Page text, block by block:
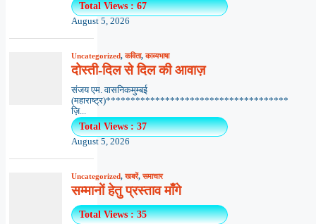
Total Views : 67
August 5, 2026
Uncategorized,कविता,काव्यभाषा
दोस्ती-दिल से दिल की आवाज़
संजय एम. वासनिकमुम्बई
(महाराष्ट्र)*************************************
ज़ि...
Total Views : 37
August 5, 2026
Uncategorized,खबरें,समाचार
सम्मानों हेतु प्रस्ताव माँगे
Total Views : 35